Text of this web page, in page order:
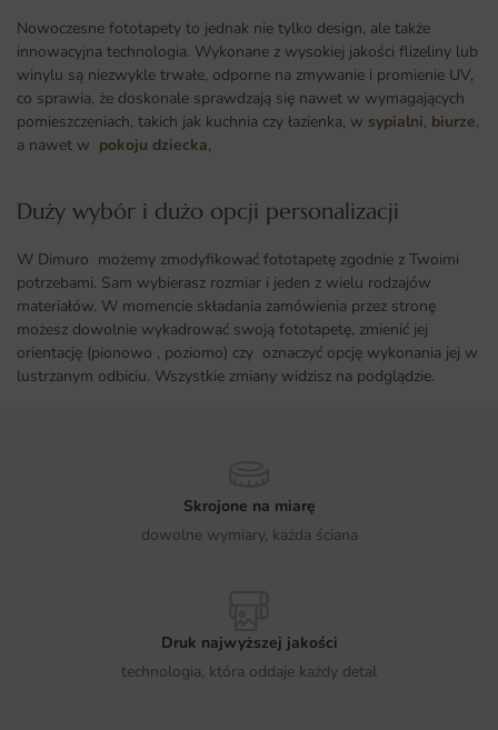
Nowoczesne fototapety to jednak nie tylko design, ale także
innowacyjna technologia. Wykonane z wysokiej jakości flizeliny lub
winylu są niezwykle trwałe, odporne na zmywanie i promienie UV,
co sprawia, że doskonale sprawdzają się nawet w wymagających
pomieszczeniach, takich jak kuchnia czy łazienka, w sypialni, biurze,
a nawet w pokoju dziecka,
Duży wybór i dużo opcji personalizacji ​
W Dimuro możemy zmodyfikować fototapetę zgodnie z Twoimi
potrzebami. Sam wybierasz rozmiar i jeden z wielu rodzajów
materiałów. W momencie składania zamówienia przez stronę
możesz dowolnie wykadrować swoją fototapetę, zmienić jej
orientację (pionowo , poziomo) czy oznaczyć opcję wykonania jej w
lustrzanym odbiciu. Wszystkie zmiany widzisz na podglądzie.
Skrojone na miarę
dowolne wymiary, każda ściana
Druk najwyższej jakości
technologia, która oddaje każdy detal